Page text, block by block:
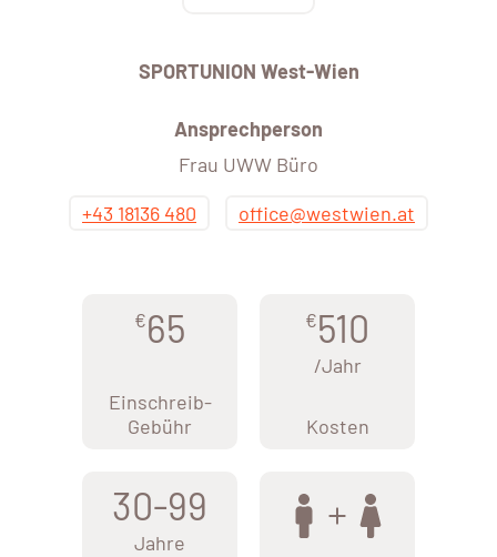
SPORTUNION West-Wien
Ansprechperson
Frau UWW Büro
+43 18136 480
office@westwien.at
€65
Einschreib-
Gebühr
€510
/Jahr
Kosten
30-99
Jahre